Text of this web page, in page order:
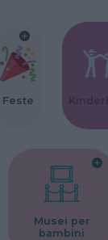
Feste
Musei per
bambini